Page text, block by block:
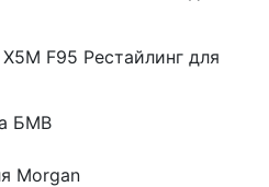
F95 Рестайлинг для
БМВ
Morgan